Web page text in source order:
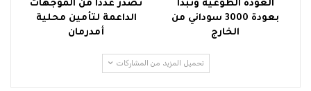
العودة الطوعية وتبدأ
بعودة 3000 سوداني من
الخارج
تصدر عددا من الموجهات
الداعمة لتأمين محلية
أمدرمان
تحميل المزيد من المشاركات